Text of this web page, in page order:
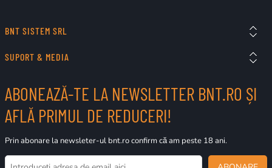
BNT SISTEM SRL
SUPORT & MEDIA
ABONEAZĂ-TE LA NEWSLETTER BNT.RO ȘI
AFLĂ PRIMUL DE REDUCERI!
Prin abonare la newsleter-ul bnt.ro confirm că am peste 18 ani.